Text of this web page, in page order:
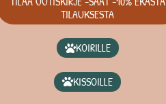
TILAUKSESTA
KOIRILLE
KISSOILLE